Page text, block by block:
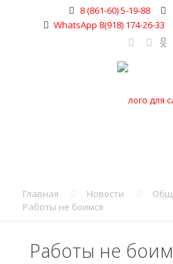
8 (861-60) 5-19-88
WhatsApp 8(918) 174-26-33
Главная Новости
Работы не боимся
Работы не